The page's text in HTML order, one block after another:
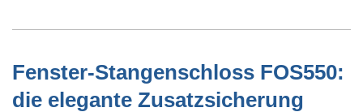
Fenster-Stangenschloss FOS550:
die elegante Zusatzsicherung